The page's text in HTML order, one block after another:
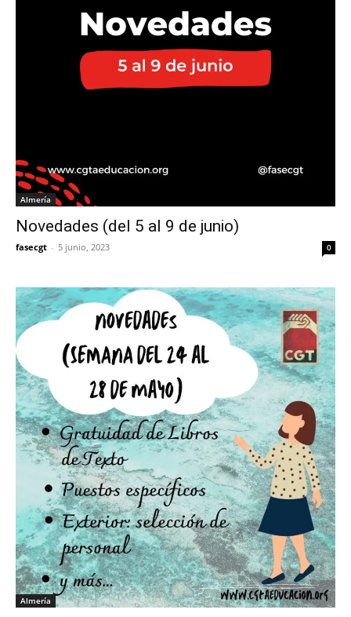
Almería
Novedades (del 5 al 9 de junio)
fasecgt - 5 junio, 2023 0
Almería